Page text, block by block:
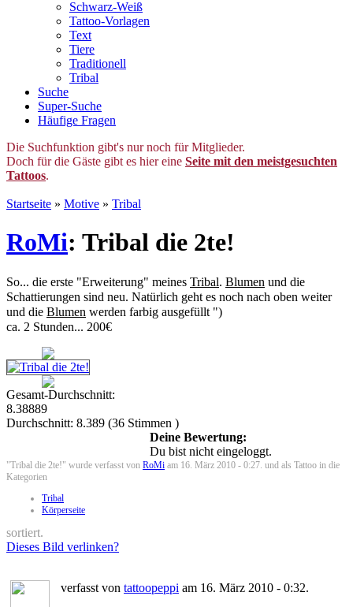
Schwarz-Weiß
Tattoo-Vorlagen
Text
Tiere
Traditionell
Tribal
Suche
Super-Suche
Häufige Fragen
Die Suchfunktion gibt's nur noch für Mitglieder.
Doch für die Gäste gibt es hier eine Seite mit den meistgesuchten
Tattoos.
Startseite » Motive » Tribal
RoMi: Tribal die 2te!
So... die erste "Erweiterung" meines Tribal. Blumen und die
Schattierungen sind neu. Natürlich geht es noch nach oben weiter
und die Blumen werden farbig ausgefüllt ")
ca. 2 Stunden... 200€
Gesamt-Durchschnitt:
8.38889
Durchschnitt: 8.389 (36 Stimmen )
Deine Bewertung:
Du bist nicht eingeloggt.
"Tribal die 2te!" wurde verfasst von RoMi am 16. März 2010 - 0:27. und als Tattoo in die
Kategorien
Tribal
Körperseite
sortiert.
Dieses Bild verlinken?
verfasst von tattoopeppi am 16. März 2010 - 0:32.